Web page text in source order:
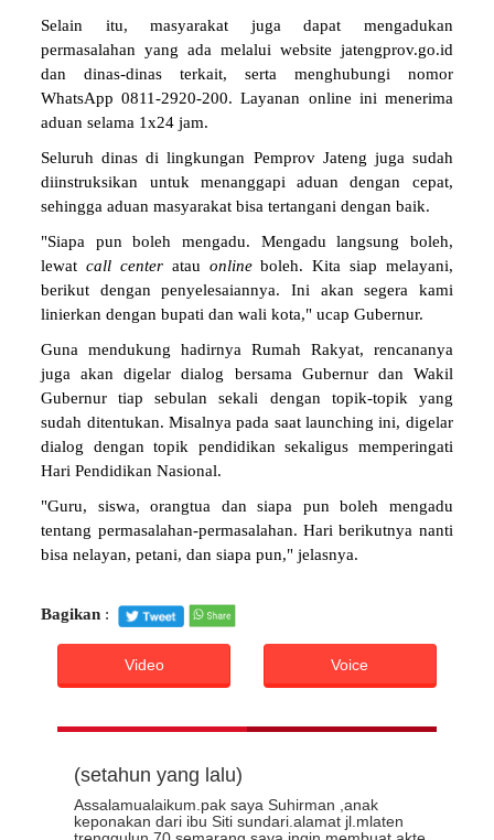
Selain itu, masyarakat juga dapat mengadukan
permasalahan yang ada melalui website jatengprov.go.id
dan dinas-dinas terkait, serta menghubungi nomor
WhatsApp 0811-2920-200. Layanan online ini menerima
aduan selama 1x24 jam.
Seluruh dinas di lingkungan Pemprov Jateng juga sudah
diinstruksikan untuk menanggapi aduan dengan cepat,
sehingga aduan masyarakat bisa tertangani dengan baik.
"Siapa pun boleh mengadu. Mengadu langsung boleh,
lewat call centeratau onlineboleh. Kita siap melayani,
berikut dengan penyelesaiannya. Ini akan segera kami
linierkan dengan bupati dan wali kota," ucap Gubernur.
Guna mendukung hadirnya Rumah Rakyat, rencananya
juga akan digelar dialog bersama Gubernur dan Wakil
Gubernur tiap sebulan sekali dengan topik-topik yang
sudah ditentukan. Misalnya pada saat launching ini, digelar
dialog dengan topik pendidikan sekaligus memperingati
Hari Pendidikan Nasional.
"Guru, siswa, orangtua dan siapa pun boleh mengadu
tentang permasalahan-permasalahan. Hari berikutnya nanti
bisa nelayan, petani, dan siapa pun," jelasnya.
Bagikan :
Video Voice
(setahun yang lalu)
Assalamualaikum.pak saya Suhirman ,anak
keponakan dari ibu Siti sundari.alamat jl.mlaten